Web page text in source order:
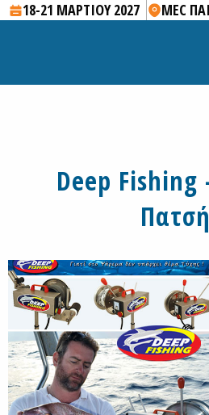
18-21 ΜΑΡΤΙΟΥ 2027 MEC
Deep Fishing